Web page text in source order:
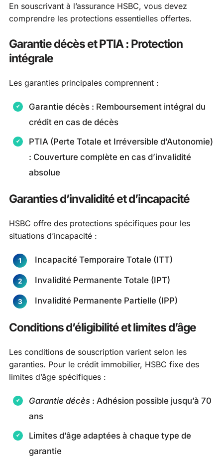
En souscrivant à l’assurance HSBC, vous devez
comprendre les protections essentielles offertes.
Garantie décès et PTIA : Protection
intégrale
Les garanties principales comprennent :
Garantie décès : Remboursement intégral du
crédit en cas de décès
PTIA (Perte Totale et Irréversible d’Autonomie)
: Couverture complète en cas d’invalidité
absolue
Garanties d’invalidité et d’incapacité
HSBC offre des protections spécifiques pour les
situations d’incapacité :
Incapacité Temporaire Totale (ITT)
Invalidité Permanente Totale (IPT)
Invalidité Permanente Partielle (IPP)
Conditions d’éligibilité et limites d’âge
Les conditions de souscription varient selon les
garanties. Pour le crédit immobilier, HSBC fixe des
limites d’âge spécifiques :
Garantie décès : Adhésion possible jusqu’à 70
ans
Limites d’âge adaptées à chaque type de
garantie